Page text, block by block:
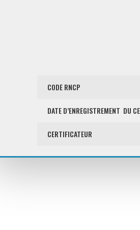
CODE RNCP
DATE D’ENREGISTREMENT DU
CERTIFICATEUR